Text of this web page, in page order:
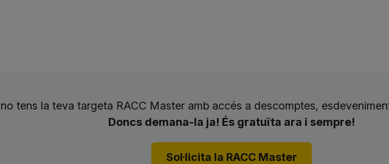
tens la teva targeta RACC Master amb accés a descomptes,
Doncs demana-la ja! És gratuïta ara i sempre!
Sol·licita la RACC Master